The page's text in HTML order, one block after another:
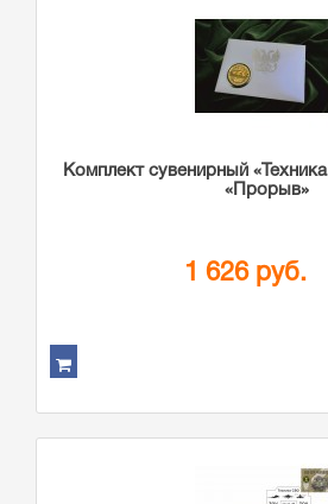
Комплект сувенирный
«Прорыв»
1 626 руб.